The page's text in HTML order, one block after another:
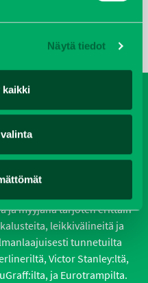
Näytä tiedot
kaikki
JA
ja myyjänä tarjoten erittäin
leikkivälineitä ja
tunnetuilta
Victor Stanley:ltä,
ja Eurotrampilta.